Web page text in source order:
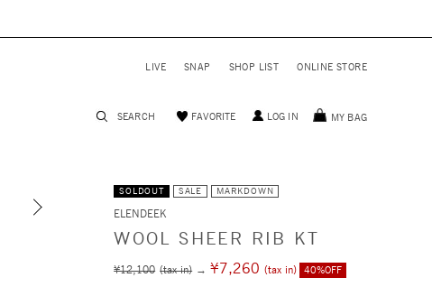
LIVE SNAP SHOP LIST ONLINE STORE
SEARCH FAVORITE LOG IN MY BAG
SOLDOUT SALE MARKDOWN
ELENDEEK
WOOL SHEER RIB KT
¥12,100 (tax in)→¥7,260 (tax in) 40%OFF